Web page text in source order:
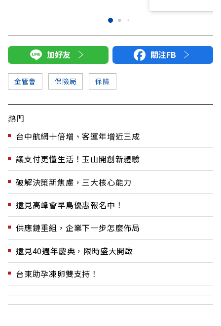
加好友 關注FB
金管會 保險局 保險
熱門
台中航網十倍增、客運年增近三成
讓支付更懂生活！玉山開創新體驗
破解決策新焦慮，三大核心能力
遠見高峰會早鳥優惠報名中！
供應鏈重組，企業下一步怎麼佈局
遠見40週年慶典，限時盛大開啟
台東助孕凍卵雙支持！